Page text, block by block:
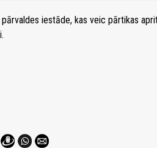
iestāde, kas veic pārtikas